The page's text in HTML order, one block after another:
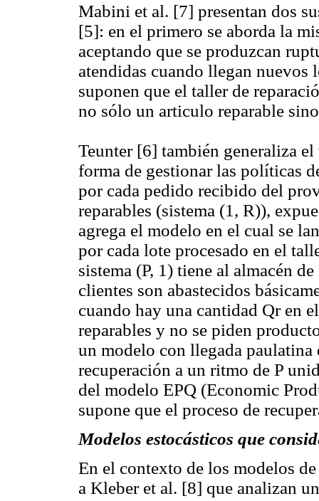
Mabini et al. [7] presentan dos
[5]: en el primero se aborda la
aceptando que se produzcan
atendidas cuando llegan nuevos
suponen que el taller de
no sólo un articulo reparable
Teunter [6] también generaliza
forma de gestionar las políticas
por cada pedido recibido del
reparables (sistema (1, R)),
agrega el modelo en el cual se
por cada lote procesado en el
sistema (P, 1) tiene al almacén
clientes son abastecidos
cuando hay una cantidad Qr en
reparables y no se piden
un modelo con llegada
recuperación a un ritmo de P
del modelo EPQ (Economic
supone que el proceso de
Modelos estocásticos que
En el contexto de los modelos
a Kleber et al. [8] que analizan